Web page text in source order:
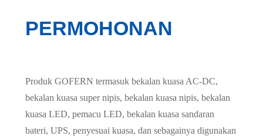
PERMOHONAN
Produk GOFERN termasuk bekalan kuasa AC-DC,
bekalan kuasa super nipis, bekalan kuasa nipis, bekalan
kuasa LED, pemacu LED, bekalan kuasa sandaran
bateri, UPS, penyesuai kuasa, dan sebagainya digunakan